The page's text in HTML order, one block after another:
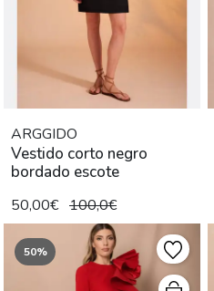
ARGGIDO
Vestido corto negro
bordado escote
50,00€ 100,0€
50%